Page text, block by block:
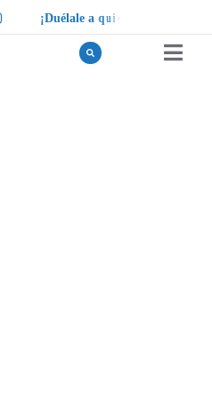
¡Duélale a qui e